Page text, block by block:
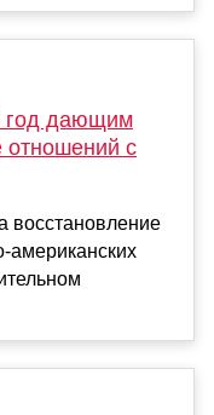
год дающим
отношений с
восстановление
американских